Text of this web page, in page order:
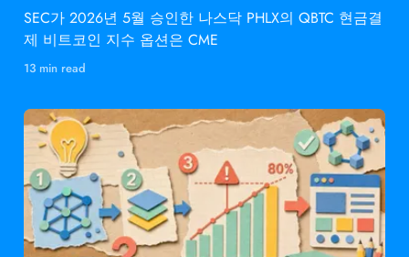
SEC가 2026년 5월 승인한 나스닥 PHLX의 QBTC 현금결
제 비트코인 지수 옵션은 CME
13 min read